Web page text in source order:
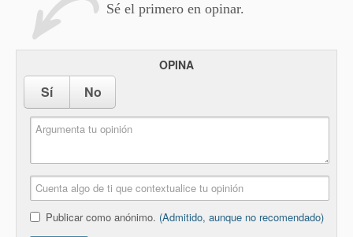
Sé el primero en opinar.
OPINA
Sí No
Publicar como anónimo. (Admitido, aunque no recomendado)